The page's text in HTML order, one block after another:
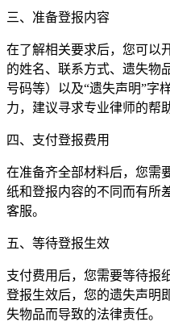
三、准备登报内容
在了解相关要求后，您可以
的姓名、联系方式、遗失物
号码等）以及“遗失声明”字
力，建议寻求专业律师的帮助
四、支付登报费用
在准备齐全部材料后，您需
纸和登报内容的不同而有所
客服。
五、等待登报生效
支付费用后，您需要等待报
登报生效后，您的遗失声明
失物品而导致的法律责任。